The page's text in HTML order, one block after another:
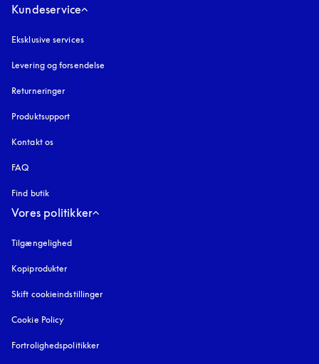
Kundeservice
Eksklusive services
Levering og forsendelse
Returneringer
Produktsupport
Kontakt os
FAQ
Find butik
Vores politikker
Tilgængelighed
Kopiprodukter
Skift cookieindstillinger
Cookie Policy
Fortrolighedspolitikker